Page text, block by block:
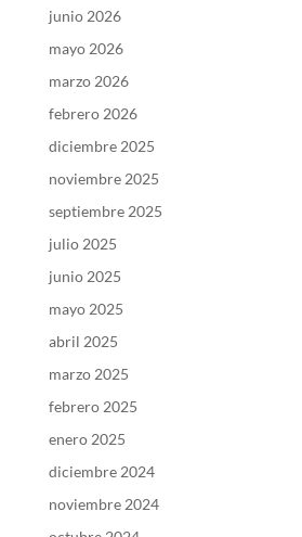
junio 2026
mayo 2026
marzo 2026
febrero 2026
diciembre 2025
noviembre 2025
septiembre 2025
julio 2025
junio 2025
mayo 2025
abril 2025
marzo 2025
febrero 2025
enero 2025
diciembre 2024
noviembre 2024